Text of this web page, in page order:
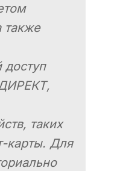
также
таких
карты. Для